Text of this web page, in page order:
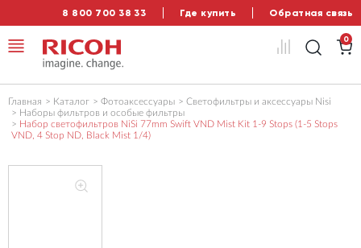
8 800 700 38 33 Где купить Обратная связь
0
Главная Каталог Фотоаксессуары
Светофильтры и аксессуары Nisi
Наборы фильтров и особые фильтры
Набор светофильтров NiSi 77mm Swift VND Mist Kit 1-9 Stops (1-5 Stops
VND, 4 Stop ND, Black Mist 1/4)